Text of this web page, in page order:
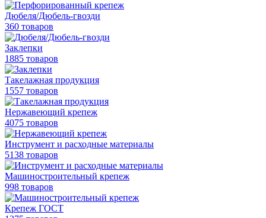
Дюбеля/Дюбель-гвозди
360 товаров
Заклепки
1885 товаров
Такелажная продукция
1557 товаров
Нержавеющий крепеж
4075 товаров
Инструмент и расходные материалы
5138 товаров
Машиностроительный крепеж
998 товаров
Крепеж ГОСТ